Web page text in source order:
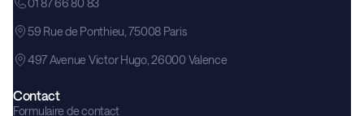
59 Rue de Ponthieu, 75008 Paris
497 Avenue Victor Hugo, 26000 Valence
Contact
Formulaire de contact